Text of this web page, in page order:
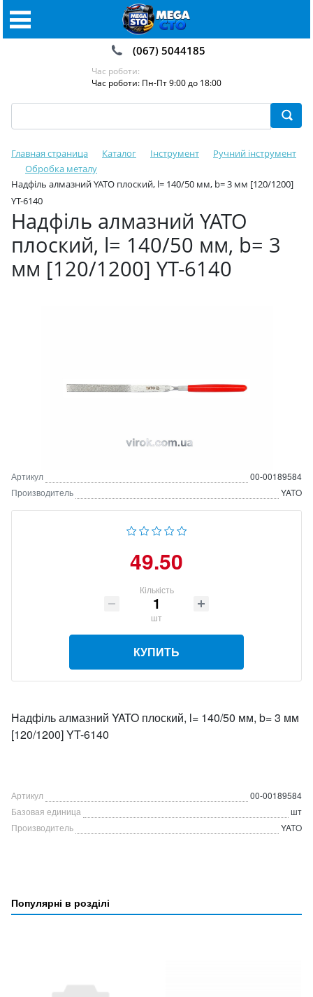
(067) 5044185
Час роботи:
Час роботи: Пн-Пт 9:00 до 18:00
Главная страница Каталог Інструмент
Ручний інструмент
Обробка металу
Надфіль алмазний YATO плоский, l= 140/50 мм, b= 3 мм [120/1200]
YT-6140
Надфіль алмазний YATO
плоский, l= 140/50 мм, b= 3
мм [120/1200] YT-6140
Артикул
00-00189584
Производитель
YATO
49.50
Кількість
шт
КУПИТЬ
Надфіль алмазний YATO плоский, l= 140/50 мм, b= 3 мм
[120/1200] YT-6140
Артикул
00-00189584
Базовая единица
шт
Производитель
YATO
Популярні в розділі